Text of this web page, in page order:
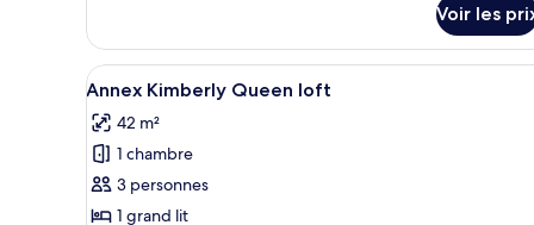
(4
Adults
Max)
le
type
de
Chambre
Quadruple
Supérieure
(4
Adults
Voir les
Afficher
toutes
les
photos
pour
ce
Une chambre d’hôtel
9
Annex Kimberly Queen loft
42 m²
1 chambre
3 personnes
1 grand lit